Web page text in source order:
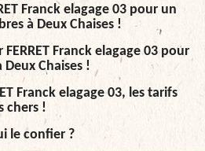
Franck elagage 03 pour un
à Deux Chaises !
FERRET Franck elagage 03 pour
Deux Chaises !
Franck elagage 03, les tarifs
chers !
le confier ?